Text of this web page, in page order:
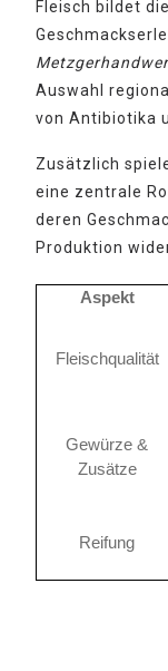
Fleisch bildet
Auswahl
von Antibiotika
Zusätzlich
eine zentrale
deren
Produktion
Aspekt
Fleischqualität
Gewürze &
Zusätze
Reifung